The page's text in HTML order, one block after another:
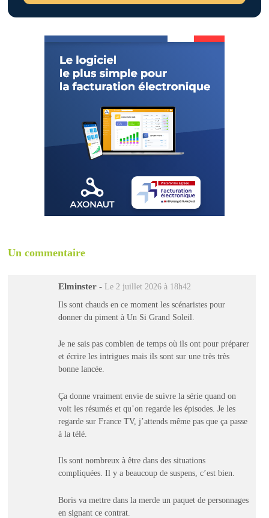
Un commentaire
Elminster - Le 2 juillet 2026 à 18h42
Ils sont chauds en ce moment les scénaristes pour
donner du piment à Un Si Grand Soleil.
Je ne sais pas combien de temps où ils ont pour préparer
et écrire les intrigues mais ils sont sur une très très
bonne lancée.
Ça donne vraiment envie de suivre la série quand on
voit les résumés et qu’on regarde les épisodes. Je les
regarde sur France TV, j’attends même pas que ça passe
à la télé.
Ils sont nombreux à être dans des situations
compliquées. Il y a beaucoup de suspens, c’est bien.
Boris va mettre dans la merde un paquet de personnages
en signant ce contrat.